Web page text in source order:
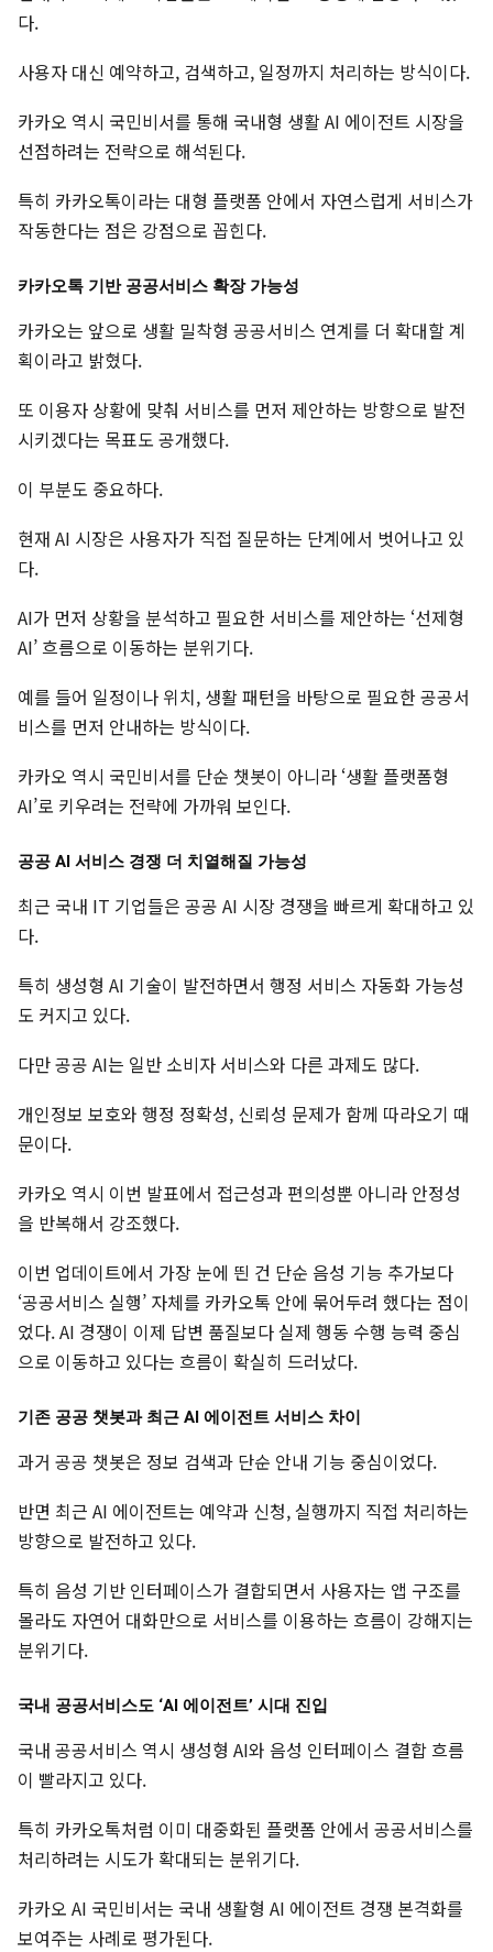
다.
사용자 대신 예약하고, 검색하고, 일정까지 처리하는 방식이다.
카카오 역시 국민비서를 통해 국내형 생활 AI 에이전트 시장을
선점하려는 전략으로 해석된다.
특히 카카오톡이라는 대형 플랫폼 안에서 자연스럽게 서비스가
작동한다는 점은 강점으로 꼽힌다.
카카오톡 기반 공공서비스 확장 가능성
카카오는 앞으로 생활 밀착형 공공서비스 연계를 더 확대할 계
획이라고 밝혔다.
또 이용자 상황에 맞춰 서비스를 먼저 제안하는 방향으로 발전
시키겠다는 목표도 공개했다.
이 부분도 중요하다.
현재 AI 시장은 사용자가 직접 질문하는 단계에서 벗어나고 있
다.
AI가 먼저 상황을 분석하고 필요한 서비스를 제안하는 ‘선제형
AI’ 흐름으로 이동하는 분위기다.
예를 들어 일정이나 위치, 생활 패턴을 바탕으로 필요한 공공서
비스를 먼저 안내하는 방식이다.
카카오 역시 국민비서를 단순 챗봇이 아니라 ‘생활 플랫폼형
AI’로 키우려는 전략에 가까워 보인다.
공공 AI 서비스 경쟁 더 치열해질 가능성
최근 국내 IT 기업들은 공공 AI 시장 경쟁을 빠르게 확대하고 있
다.
특히 생성형 AI 기술이 발전하면서 행정 서비스 자동화 가능성
도 커지고 있다.
다만 공공 AI는 일반 소비자 서비스와 다른 과제도 많다.
개인정보 보호와 행정 정확성, 신뢰성 문제가 함께 따라오기 때
문이다.
카카오 역시 이번 발표에서 접근성과 편의성뿐 아니라 안정성
을 반복해서 강조했다.
이번 업데이트에서 가장 눈에 띈 건 단순 음성 기능 추가보다
‘공공서비스 실행’ 자체를 카카오톡 안에 묶어두려 했다는 점이
었다. AI 경쟁이 이제 답변 품질보다 실제 행동 수행 능력 중심
으로 이동하고 있다는 흐름이 확실히 드러났다.
기존 공공 챗봇과 최근 AI 에이전트 서비스 차이
과거 공공 챗봇은 정보 검색과 단순 안내 기능 중심이었다.
반면 최근 AI 에이전트는 예약과 신청, 실행까지 직접 처리하는
방향으로 발전하고 있다.
특히 음성 기반 인터페이스가 결합되면서 사용자는 앱 구조를
몰라도 자연어 대화만으로 서비스를 이용하는 흐름이 강해지는
분위기다.
국내 공공서비스도 ‘AI 에이전트’ 시대 진입
국내 공공서비스 역시 생성형 AI와 음성 인터페이스 결합 흐름
이 빨라지고 있다.
특히 카카오톡처럼 이미 대중화된 플랫폼 안에서 공공서비스를
처리하려는 시도가 확대되는 분위기다.
카카오 AI 국민비서는 국내 생활형 AI 에이전트 경쟁 본격화를
보여주는 사례로 평가된다.